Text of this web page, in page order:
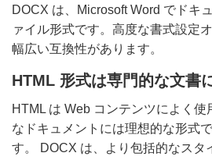
DOCX は、Microsoft Word でドキ
ァイル形式です。高度な書式設定
幅広い互換性があります。
HTML 形式は専門的な文書
HTML は Web コンテンツによく
なドキュメントには理想的な形式
す。 DOCX は、より包括的なスタ